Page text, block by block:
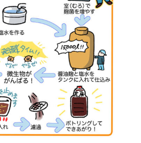
め
の
メ
デ
ィ
ア
で
す。
発
酵
食
品
の
レ
シ
ピ
や
ニ
ュ